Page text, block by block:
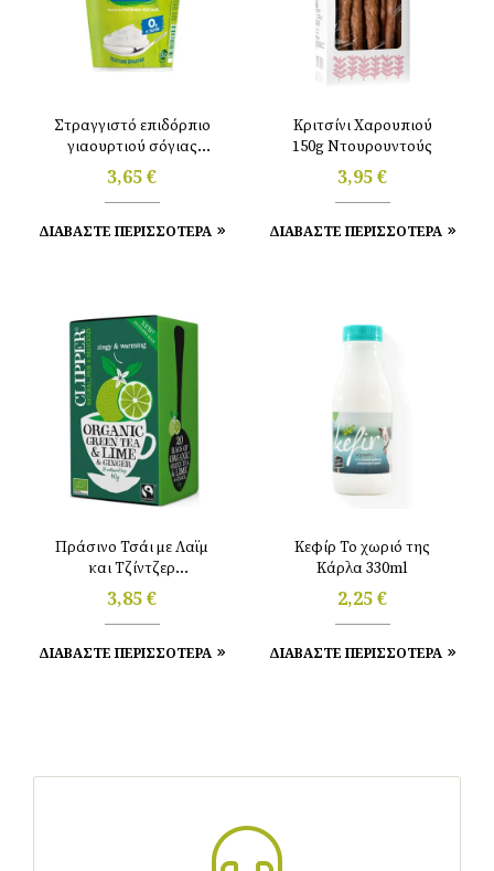
Στραγγιστό επιδόρπιο
γιαουρτιού σόγιας
φυσικό 400gr Sojade
3,65€
ΔΙΑΒΑΣΤΕ ΠΕΡΙΣΣΟΤΕΡΑ
Κριτσίνι Χαρουπιού
150g Ντουρουντούς
3,95€
ΔΙΑΒΑΣΤΕ ΠΕΡΙΣΣΟΤΕΡΑ
Πράσινο Τσάι με Λαϊμ
και Τζίντζερ
(20tbgs/40gr) Clipper
3,85€
ΔΙΑΒΑΣΤΕ ΠΕΡΙΣΣΟΤΕΡΑ
Κεφίρ Το χωριό της
Κάρλα 330ml
2,25€
ΔΙΑΒΑΣΤΕ ΠΕΡΙΣΣΟΤΕΡΑ